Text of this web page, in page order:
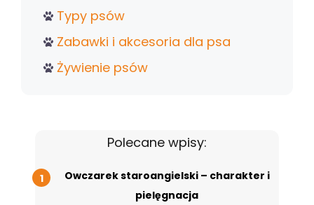
Typy psów
Zabawki i akcesoria dla psa
Żywienie psów
Polecane wpisy:
Owczarek staroangielski – charakter i
pielęgnacja